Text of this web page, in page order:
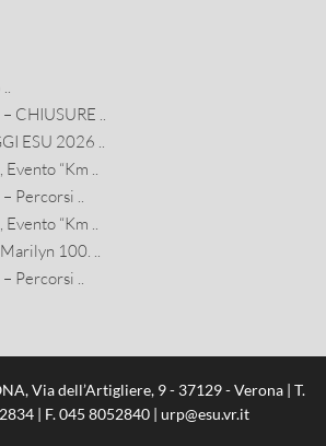
CHIUSURE ..
ESU 2026 ..
“Km ..
Percorsi ..
“Km ..
100. ..
Percorsi ..
Via dell’Artigliere, 9 - 37129 - Verona | T.
| F. 045 8052840 | urp@esu.vr.it